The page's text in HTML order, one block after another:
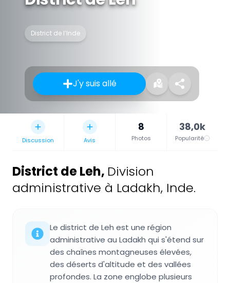
District de l’Inde
J'y suis allé
Discussion Avis
8
Photos
38,0k
Popularité
District de Leh, Division
administrative à Ladakh, Inde.
Le district de Leh est une région
administrative au Ladakh qui s'étend sur
des chaînes montagneuses élevées,
des déserts d'altitude et des vallées
profondes. La zone englobe plusieurs